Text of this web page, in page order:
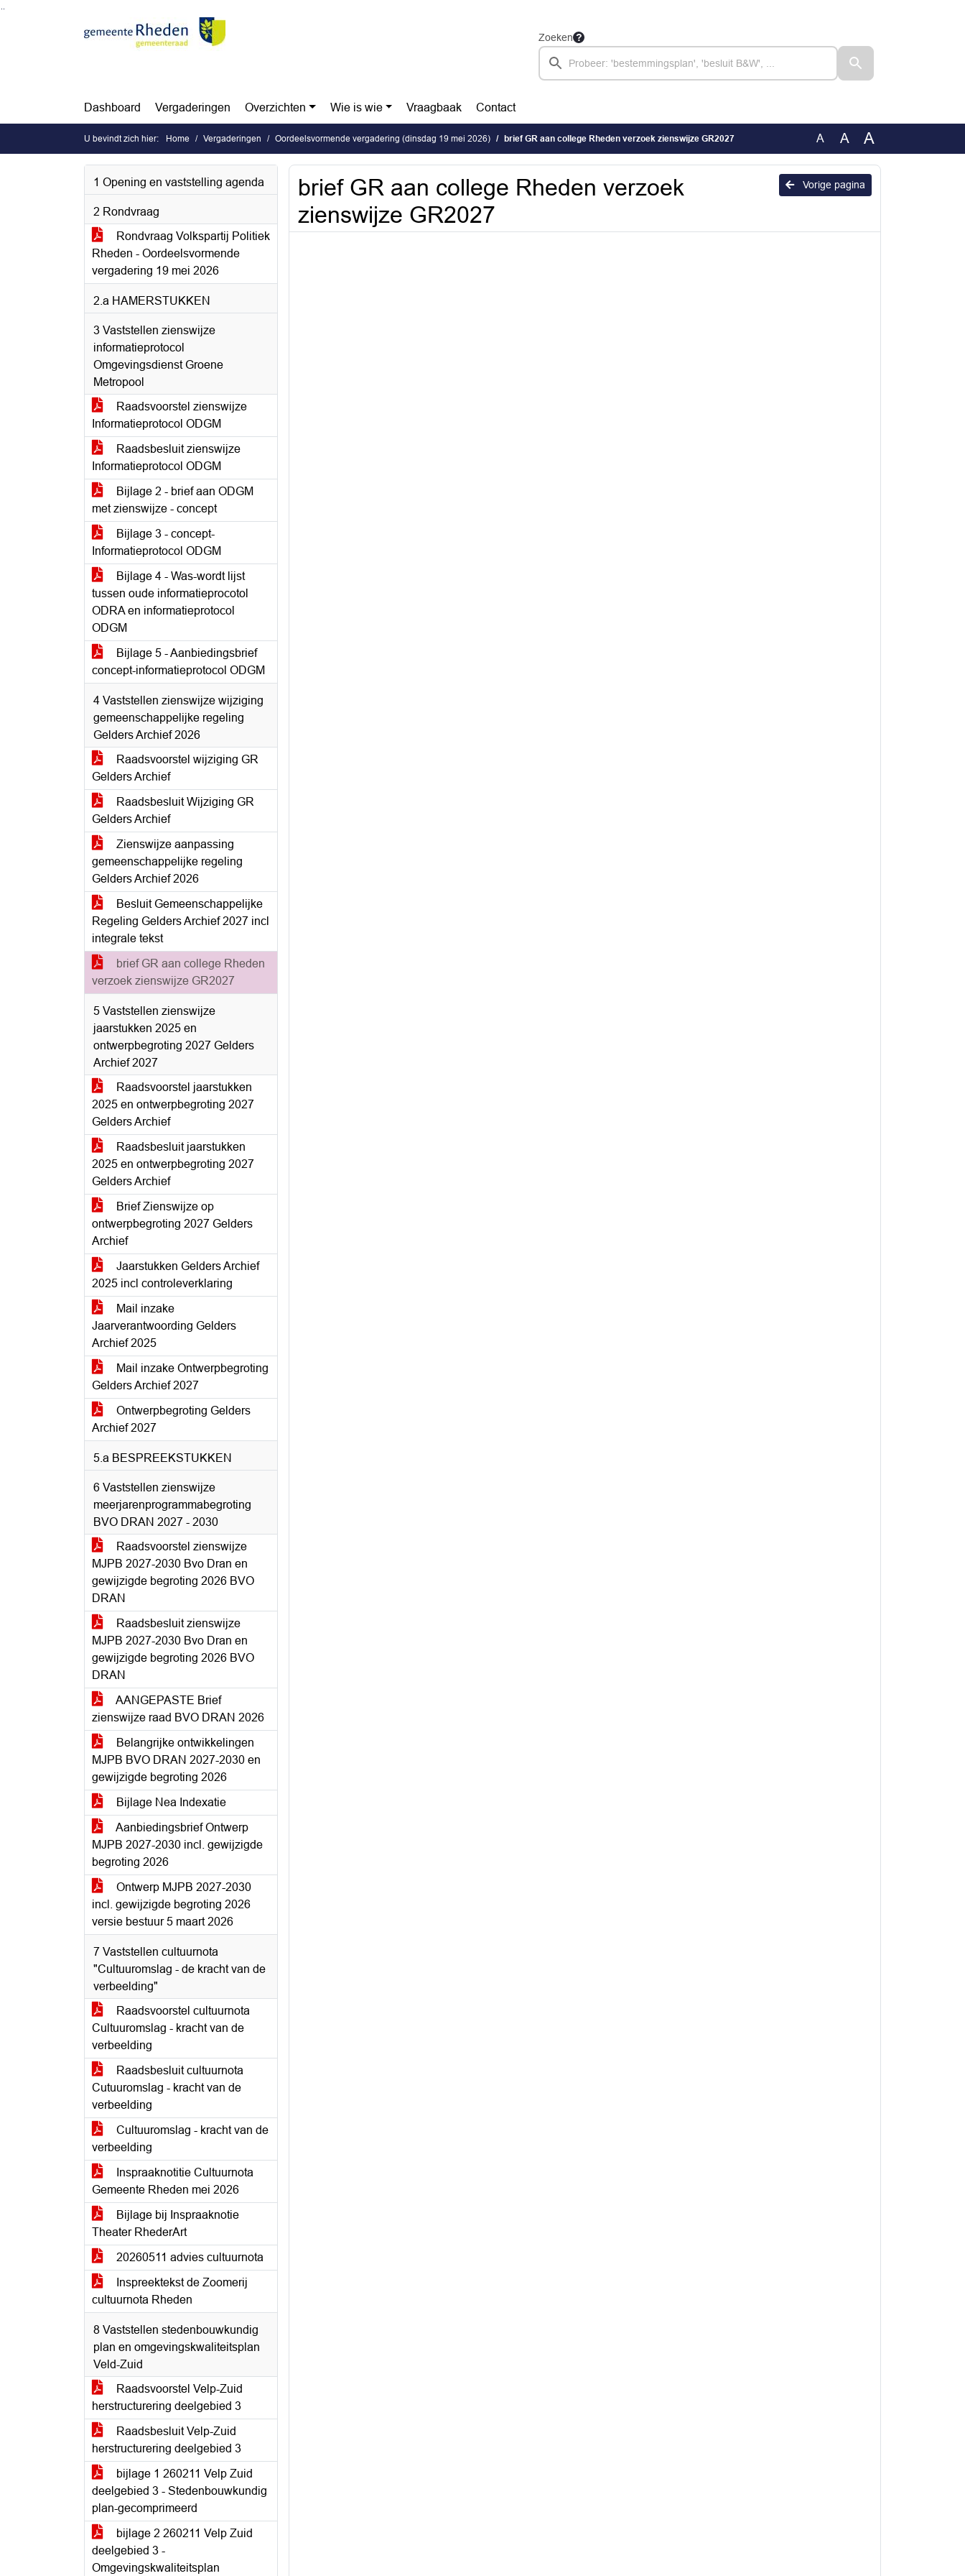
Zoeken
Dashboard Vergaderingen Overzichten Wie is wie Vraagbaak Contact
U bevindt zich hier: Home Vergaderingen Oordeelsvormende vergadering (dinsdag 19 mei 2026) brief GR aan college Rheden verzoek zienswijze GR2027 A A A
1 Opening en vaststelling agenda
2 Rondvraag
Rondvraag Volkspartij Politiek
Rheden - Oordeelsvormende
vergadering 19 mei 2026
2.a HAMERSTUKKEN
3 Vaststellen zienswijze
informatieprotocol
Omgevingsdienst Groene
Metropool
Raadsvoorstel zienswijze
Informatieprotocol ODGM
Raadsbesluit zienswijze
Informatieprotocol ODGM
Bijlage 2 - brief aan ODGM
met zienswijze - concept
Bijlage 3 - concept-
Informatieprotocol ODGM
Bijlage 4 - Was-wordt lijst
tussen oude informatieprocotol
ODRA en informatieprotocol
ODGM
Bijlage 5 - Aanbiedingsbrief
concept-informatieprotocol ODGM
4 Vaststellen zienswijze wijziging
gemeenschappelijke regeling
Gelders Archief 2026
Raadsvoorstel wijziging GR
Gelders Archief
Raadsbesluit Wijziging GR
Gelders Archief
Zienswijze aanpassing
gemeenschappelijke regeling
Gelders Archief 2026
Besluit Gemeenschappelijke
Regeling Gelders Archief 2027 incl
integrale tekst
brief GR aan college Rheden
verzoek zienswijze GR2027
5 Vaststellen zienswijze
jaarstukken 2025 en
ontwerpbegroting 2027 Gelders
Archief 2027
Raadsvoorstel jaarstukken
2025 en ontwerpbegroting 2027
Gelders Archief
Raadsbesluit jaarstukken
2025 en ontwerpbegroting 2027
Gelders Archief
Brief Zienswijze op
ontwerpbegroting 2027 Gelders
Archief
Jaarstukken Gelders Archief
2025 incl controleverklaring
Mail inzake
Jaarverantwoording Gelders
Archief 2025
Mail inzake Ontwerpbegroting
Gelders Archief 2027
Ontwerpbegroting Gelders
Archief 2027
5.a BESPREEKSTUKKEN
6 Vaststellen zienswijze
meerjarenprogrammabegroting
BVO DRAN 2027 - 2030
Raadsvoorstel zienswijze
MJPB 2027-2030 Bvo Dran en
gewijzigde begroting 2026 BVO
DRAN
Raadsbesluit zienswijze
MJPB 2027-2030 Bvo Dran en
gewijzigde begroting 2026 BVO
DRAN
AANGEPASTE Brief
zienswijze raad BVO DRAN 2026
Belangrijke ontwikkelingen
MJPB BVO DRAN 2027-2030 en
gewijzigde begroting 2026
Bijlage Nea Indexatie
Aanbiedingsbrief Ontwerp
MJPB 2027-2030 incl. gewijzigde
begroting 2026
Ontwerp MJPB 2027-2030
incl. gewijzigde begroting 2026
versie bestuur 5 maart 2026
7 Vaststellen cultuurnota
"Cultuuromslag - de kracht van de
verbeelding"
Raadsvoorstel cultuurnota
Cultuuromslag - kracht van de
verbeelding
Raadsbesluit cultuurnota
Cutuuromslag - kracht van de
verbeelding
Cultuuromslag - kracht van de
verbeelding
Inspraaknotitie Cultuurnota
Gemeente Rheden mei 2026
Bijlage bij Inspraaknotie
Theater RhederArt
20260511 advies cultuurnota
Inspreektekst de Zoomerij
cultuurnota Rheden
8 Vaststellen stedenbouwkundig
plan en omgevingskwaliteitsplan
Veld-Zuid
Raadsvoorstel Velp-Zuid
herstructurering deelgebied 3
Raadsbesluit Velp-Zuid
herstructurering deelgebied 3
bijlage 1 260211 Velp Zuid
deelgebied 3 - Stedenbouwkundig
plan-gecomprimeerd
bijlage 2 260211 Velp Zuid
deelgebied 3 -
Omgevingskwaliteitsplan
Vorige pagina
brief GR aan college Rheden verzoek
zienswijze GR2027